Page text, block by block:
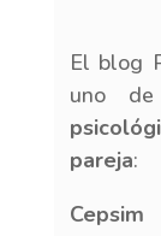
El blog
uno
pareja:
Cepsim